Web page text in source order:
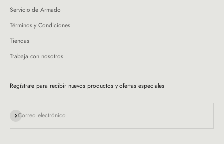
Servicio de Armado
Términos y Condiciones
Tiendas
Trabaja con nosotros
Regístrate para recibir nuevos productos y ofertas especiales
Correo electrónico
Suscribirse